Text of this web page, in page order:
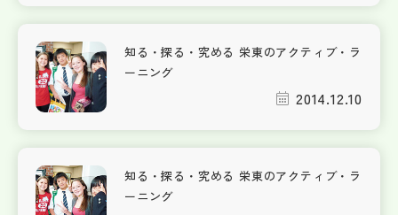
知る・探る・究める 栄東のアクティブ・ラ
ーニング
2014.12.10
知る・探る・究める 栄東のアクティブ・ラ
ーニング